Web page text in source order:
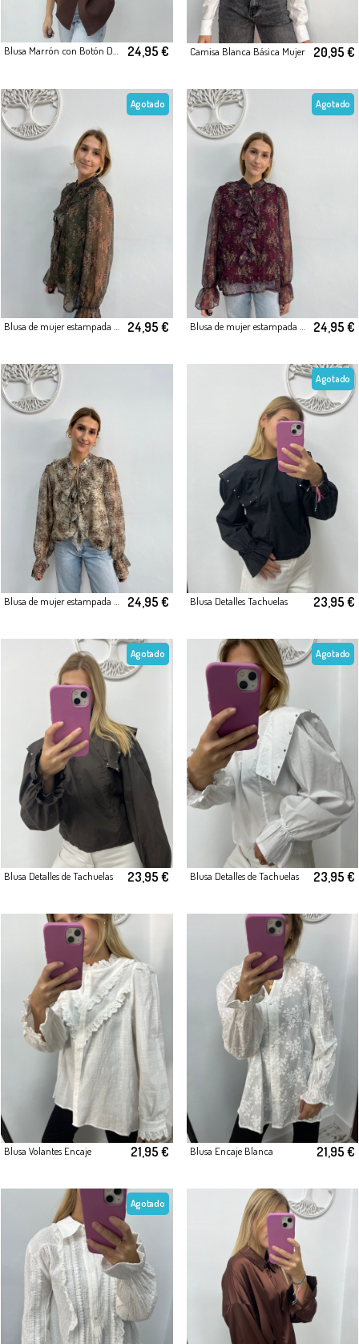
Blusa Marrón con Botón Dorado 24,95 € Camisa Blanca Básica Mujer 20,95 €
Agotado
24,95 €
Agotado
24,95 €
24,95 €
Agotado
Blusa Detalles Tachuelas 23,95 €
Agotado
Blusa Detalles de Tachuelas 23,95 €
Agotado
Blusa Detalles de Tachuelas 23,95 €
Blusa Volantes Encaje 21,95 € Blusa Encaje Blanca 21,95 €
Agotado